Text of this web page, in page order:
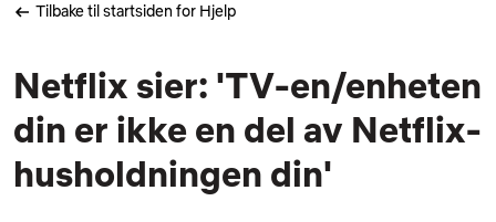
Tilbake til startsiden for Hjelp
Netflix sier: 'TV-en/enheten
din er ikke en del av Netflix-
husholdningen din'